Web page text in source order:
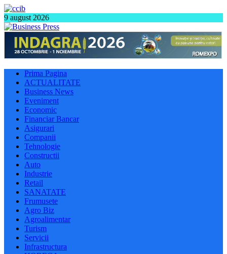
9 august 2026
Prima Pagina
ACTUALITATE
Business News
Eveniment
Economic
Financiar Bancar
Asigurari
Companii
Tehnologie
Constructii
Auto
Industrie
Retail
SANATATE
Frumusete
Agro Biz
Agroalimentar
Turism
Servicii
Infrastructura